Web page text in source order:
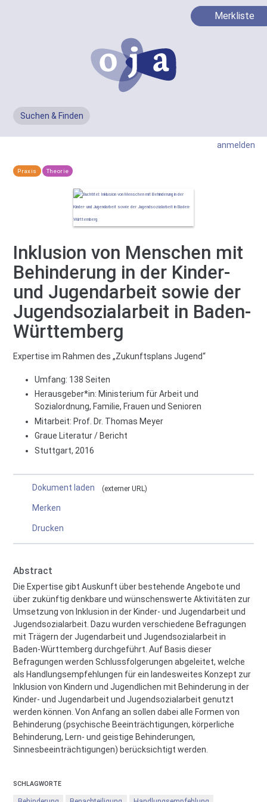
Suchen & Finden
Merkliste
anmelden
Praxis Theorie
Inklusion von Menschen mit
Behinderung in der Kinder-
und Jugendarbeit sowie der
Jugendsozialarbeit in Baden-
Württemberg
Expertise im Rahmen des „Zukunftsplans Jugend“
Umfang: 138 Seiten
Herausgeber*in: Ministerium für Arbeit und
Sozialordnung, Familie, Frauen und Senioren
Mitarbeit: Prof. Dr. Thomas Meyer
Graue Literatur / Bericht
Stuttgart, 2016
Dokument laden externer URL
Merken
Drucken
Abstract
Die Expertise gibt Auskunft über bestehende Angebote und
über zukünftig denkbare und wünschenswerte Aktivitäten zur
Umsetzung von Inklusion in der Kinder- und Jugendarbeit und
Jugendsozialarbeit. Dazu wurden verschiedene Befragungen
mit Trägern der Jugendarbeit und Jugendsozialarbeit in
Baden-Württemberg durchgeführt. Auf Basis dieser
Befragungen werden Schlussfolgerungen abgeleitet, welche
als Handlungsempfehlungen für ein landesweites Konzept zur
Inklusion von Kindern und Jugendlichen mit Behinderung in der
Kinder- und Jugendarbeit und Jugendsozialarbeit genutzt
werden können. Von Anfang an sollen dabei alle Formen von
Behinderung (psychische Beeinträchtigungen, körperliche
Behinderung, Lern- und geistige Behinderungen,
Sinnesbeeinträchtigungen) berücksichtigt werden.
SCHLAGWORTE